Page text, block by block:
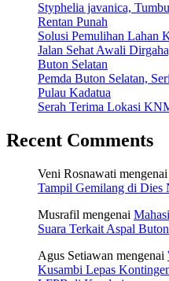
Styphelia javanica,
Rentan Punah
Solusi Pemulihan Lahan
Jalan Sehat Awali
Buton Selatan
Pemda Buton Selatan,
Pulau Kadatua
Serah Terima Lokasi
Recent Comments
Veni Rosnawati mengenai
Tampil Gemilang di Dies
Musrafil mengenai
Suara Terkait Aspal Buton
Agus Setiawan mengenai
Kusambi Lepas